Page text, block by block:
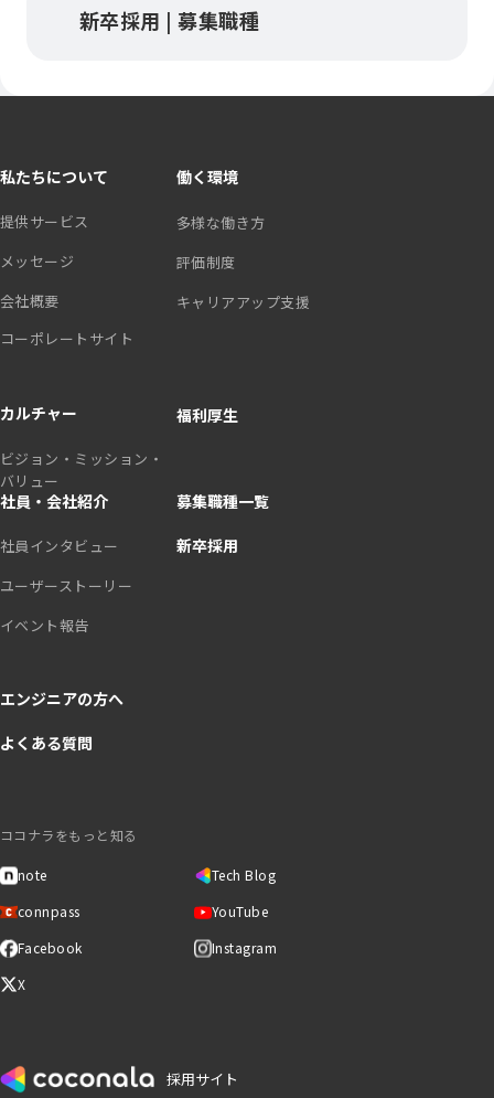
新卒採用 | 募集職種
採用サイト
私たちについて
提供サービス
メッセージ
会社概要
コーポレートサイト
カルチャー
ビジョン・ミッション・
バリュー
働く環境
多様な働き方
評価制度
キャリアアップ支援
福利厚生
社員・会社紹介
社員インタビュー
ユーザーストーリー
イベント報告
エンジニアの方へ
よくある質問
募集職種一覧
新卒採用
ココナラをもっと知る
note
Tech Blog
connpass
YouTube
Facebook
Instagram
X